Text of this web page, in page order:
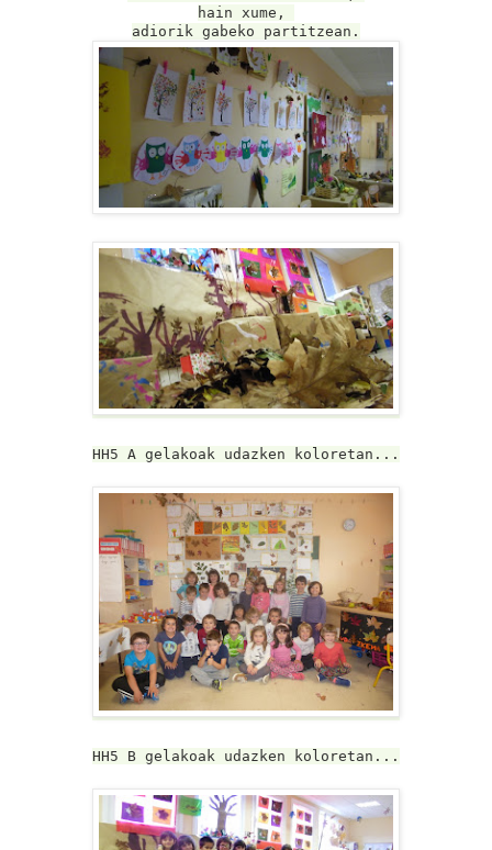
hain xume,
adiorik gabeko partitzean.
HH5 A gelakoak udazken koloretan...
HH5 B gelakoak udazken koloretan...